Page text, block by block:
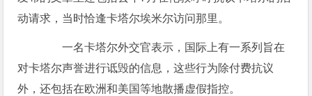
动请求，当时恰逢卡塔尔埃米尔访问那里。
一名卡塔尔外交官表示，国际上有一系列旨在
对卡塔尔声誉进行诋毁的信息，这些行为除付费抗议
外，还包括在欧洲和美国等地散播虚假指控。